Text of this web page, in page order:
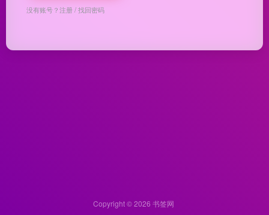
没有账号？注册/找回密码
Copyright © 2026 书签网